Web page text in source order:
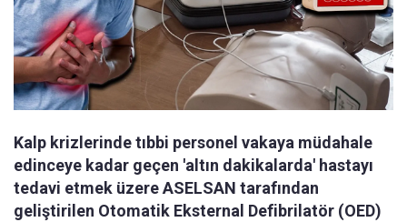
Kalp krizlerinde tıbbi personel vakaya müdahale
edinceye kadar geçen 'altın dakikalarda' hastayı
tedavi etmek üzere ASELSAN tarafından
geliştirilen Otomatik Eksternal Defibrilatör (OED)